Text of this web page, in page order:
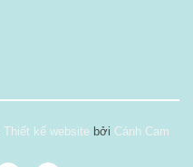
Thiết kế website bởi Cánh Cam